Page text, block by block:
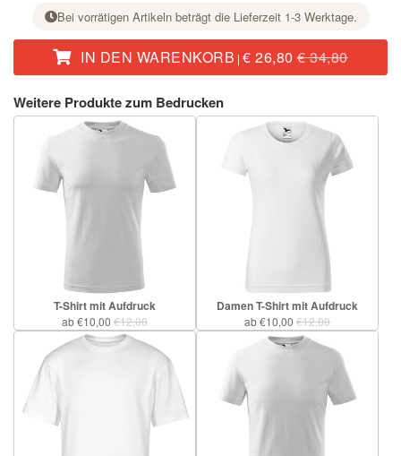
Bei vorrätigen Artikeln beträgt die Lieferzeit 1-3 Werktage.
IN DEN WARENKORB |€ 26,80€ 34,80
Weitere Produkte zum Bedrucken
T-Shirt mit Aufdruck
ab €10,00 €12,00
Damen T-Shirt mit Aufdruck
ab €10,00 €12,00